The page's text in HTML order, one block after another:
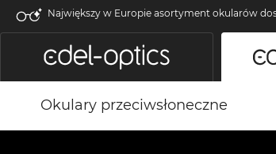
Największy w Europie asortyment okularów
Okulary przeciwsłoneczne